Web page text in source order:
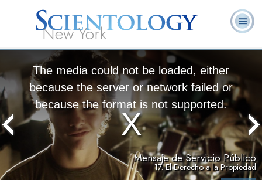
New York
Nosotros
L. Ronald
Hubbard
¿Qué es
Scientology?
Ministros
Voluntarios
The media could not be loaded, either
because the server or network failed or
because the format is not supported.
Mensaje de Servicio Público
17. El Derecho a la Propiedad